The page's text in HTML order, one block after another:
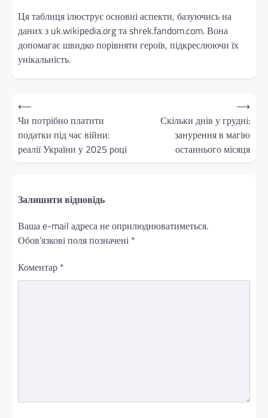
Ця таблиця ілюструє основні аспекти, базуючись на
даних з uk.wikipedia.org та shrek.fandom.com. Вона
допомагає швидко порівняти героїв, підкреслюючи їх
унікальність.
Навігація
записів
⟵
Чи потрібно платити
податки під час війни:
реалії України у 2025 році
Скільки днів у грудні:
занурення в магію
останнього місяця
⟶
Залишити відповідь
Ваша e-mail адреса не оприлюднюватиметься.
Обов’язкові поля позначені *
Коментар *